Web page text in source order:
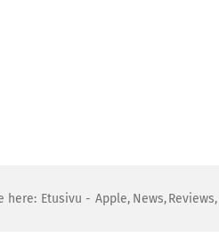
here: Etusivu Apple News Reviews